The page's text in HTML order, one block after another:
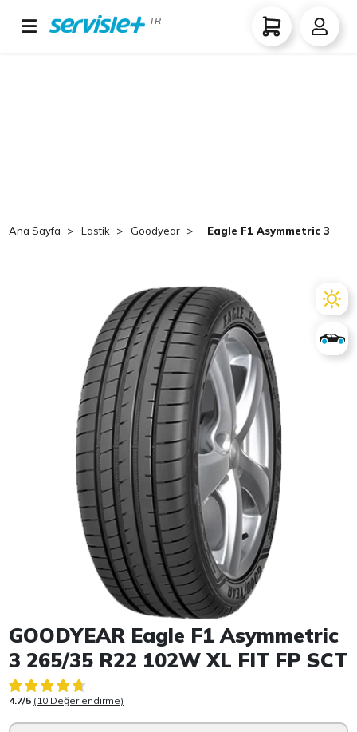
TR
Ana Sayfa Lastik Goodyear Eagle F1 Asymmetric 3
Item 1 of 1
GOODYEAR Eagle F1 Asymmetric
3 265/35 R22 102W XL FIT FP SCT
4.7/5 (10 Değerlendirme)